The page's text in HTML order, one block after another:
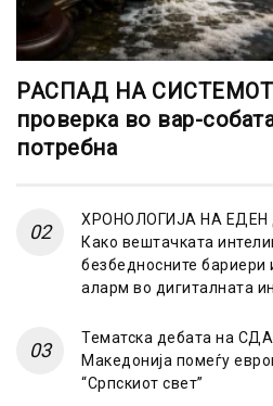
РАСПАД НА
проверка во вар-
потребна
ХРОНОЛОГИЈА НА
Како вештачката
безбедносните бариери
аларм во дигиталната
Тематска дебата на
Македонија помеѓу
“Српскиот свет”